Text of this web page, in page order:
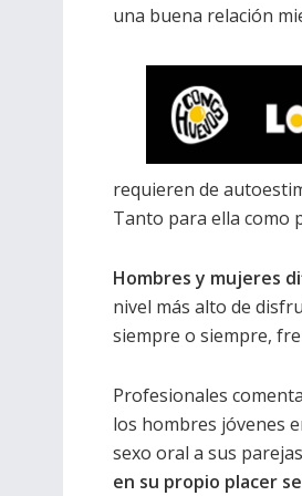
una buena relación
requieren de
Tanto para ella como
Hombres y mujeres
nivel más alto de
siempre o siempre,
Profesionales
los hombres jóvenes
sexo oral a sus
en su propio placer